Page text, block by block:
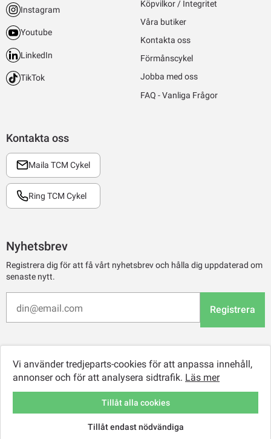
Kontakta oss
Maila TCM Cykel
Ring TCM Cykel
Instagram
Youtube
LinkedIn
TikTok
Köpvilkor / Integritet
Våra butiker
Kontakta oss
Förmånscykel
Jobba med oss
FAQ - Vanliga Frågor
Nyhetsbrev
Registrera dig för att få vårt nyhetsbrev och hålla dig uppdaterad om
senaste nytt.
Registrera
© 2026 TCM Online Retail AB
Vi använder tredjeparts-cookies för att anpassa innehåll,
annonser och för att analysera sidtrafik. Läs mer
Tillåt endast nödvändiga
Tillåt alla cookies